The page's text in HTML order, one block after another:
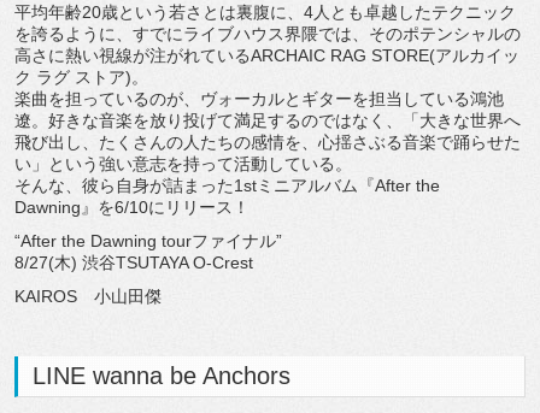
平均年齢20歳という若さとは裏腹に、4人とも卓越したテクニック
を誇るように、すでにライブハウス界隈では、そのポテンシャルの
高さに熱い視線が注がれているARCHAIC RAG STORE(アルカイッ
ク ラグ ストア)。
楽曲を担っているのが、ヴォーカルとギターを担当している鴻池
遼。好きな音楽を放り投げて満足するのではなく、「大きな世界へ
飛び出し、たくさんの人たちの感情を、心揺さぶる音楽で踊らせた
い」という強い意志を持って活動している。
そんな、彼ら自身が詰まった1stミニアルバム『After the
Dawning』を6/10にリリース！
“After the Dawning tourファイナル”
8/27(木) 渋谷TSUTAYA O-Crest
KAIROS 小山田傑
LINE wanna be Anchors